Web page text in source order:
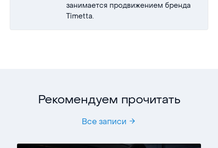
занимается продвижением бренда
Timetta.
Рекомендуем прочитать
Все записи